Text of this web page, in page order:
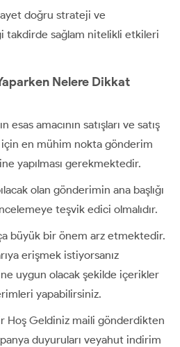
doğru strateji ve
takdirde sağlam nitelikli etkileri
Nelere Dikkat
esas amacının satışları ve satış
en mühim nokta gönderim
yapılması gerekmektedir.
olan gönderimin ana başlığı
teşvik edici olmalıdır.
büyük bir önem arz etmektedir.
erişmek istiyorsanız
uygun olacak şekilde içerikler
yapabilirsiniz.
Hoş Geldiniz maili gönderdikten
duyuruları veyahut indirim